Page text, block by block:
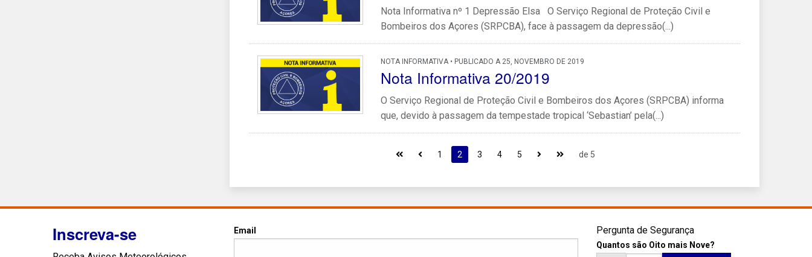
Nota Informativa nº 1 Depressão Elsa O Serviço Regional de Proteção Civil e
Bombeiros dos Açores (SRPCBA), face à passagem da depressão(...)
NOTA INFORMATIVA • PUBLICADO A 25, NOVEMBRO DE 2019
Nota Informativa 20/2019
O Serviço Regional de Proteção Civil e Bombeiros dos Açores (SRPCBA) informa
que, devido à passagem da tempestade tropical ‘Sebastian’ pela(...)
1 2 3 4 5 de 5
Inscreva-se Email Pergunta de Segurança
Quantos são Oito mais Nove?